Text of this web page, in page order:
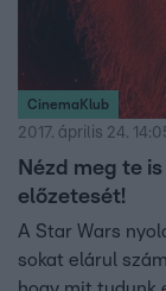
CinemaKlub
2017. április 24.
Nézd meg te
előzetesét!
A Star Wars
sokat elárul